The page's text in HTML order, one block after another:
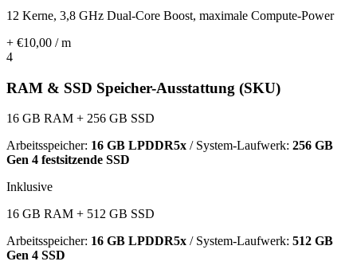
12 Kerne, 3,8 GHz Dual-Core Boost, maximale Compute-Power
+ €10,00 / m
4
RAM & SSD Speicher-Ausstattung (SKU)
16 GB RAM + 256 GB SSD
Arbeitsspeicher: 16 GB LPDDR5x / System-Laufwerk: 256 GB
Gen 4 festsitzende SSD
Inklusive
16 GB RAM + 512 GB SSD
Arbeitsspeicher: 16 GB LPDDR5x / System-Laufwerk: 512 GB
Gen 4 SSD